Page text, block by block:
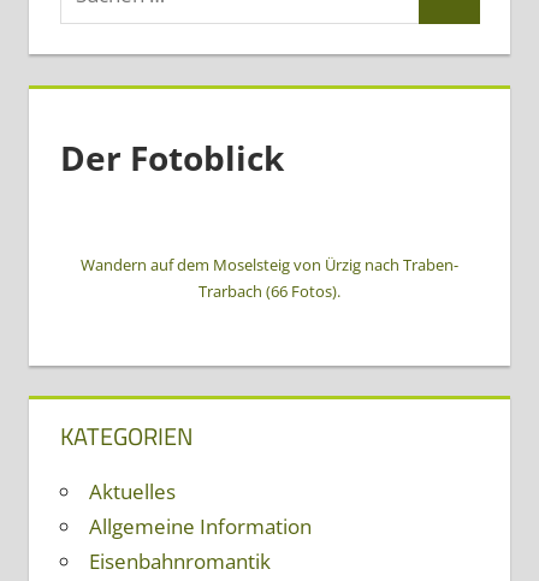
nach:
Der Fotoblick
Wandern auf dem Moselsteig von Ürzig nach Traben-
Trarbach (66 Fotos).
KATEGORIEN
Aktuelles
Allgemeine Information
Eisenbahnromantik